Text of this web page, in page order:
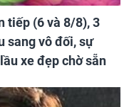
tiếp (6 và 8/8), 3
sang vô đối, sự
xe đẹp chờ sẵn